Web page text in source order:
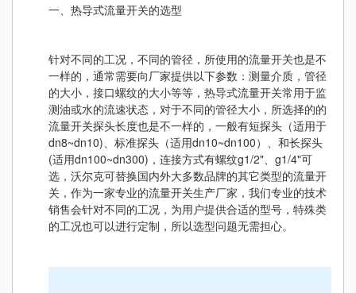
一、热导式流量开关的选型
针对不同的工况，不同的管径，所使用的流量开关也是不
一样的，通常需要向厂家提供以下参数：测量介质，管径
的大小，接口螺纹的大小等等，热导式流量开关常用于监
测油或水的流速状态，对于不同的管径大小，所选择的的
流量开关探头长度也是不一样的，一般有短探头（适用于
dn8~dn10)、标准探头（适用dn10~dn100）、和长探头
(适用dn100~dn300)，连接方式有螺纹g1/2"、g1/4"可
选，沃尔克可替换国内外大多数品牌的其它类型的流量开
关，作为一家专业的流量开关生产厂家，我们专业的技术
销售会针对不同的工况，为用户提供合适的型号，特殊类
的工况也可以进行定制，所以选型问题无需担心。